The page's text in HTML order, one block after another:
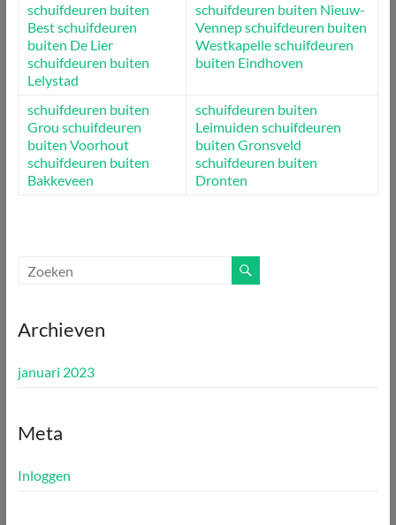
schuifdeuren buiten
Bestschuifdeuren
buiten De Lier
schuifdeuren buiten
Lelystad
schuifdeuren buiten Nieuw-
Vennepschuifdeuren buiten
Westkapelleschuifdeuren
buiten Eindhoven
schuifdeuren buiten
Grou schuifdeuren
buiten Voorhout
schuifdeuren buiten
Bakkeveen
schuifdeuren buiten
Leimuiden schuifdeuren
buiten Gronsveld
schuifdeuren buiten
Dronten
Archieven
januari 2023
Meta
Inloggen